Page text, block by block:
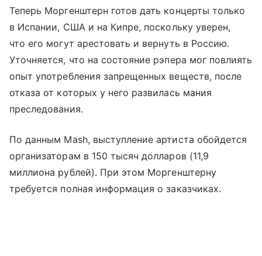
Теперь Моргенштерн готов дать концерты только
в Испании, США и на Кипре, поскольку уверен,
что его могут арестовать и вернуть в Россию.
Уточняется, что на состояние рэпера мог повлиять
опыт употребления запрещенных веществ, после
отказа от которых у него развилась мания
преследования.
По данным Mash, выступление артиста обойдется
организаторам в 150 тысяч долларов (11,9
миллиона рублей). При этом Моргенштерну
требуется полная информация о заказчиках.